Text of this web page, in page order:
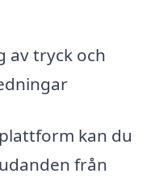
av tryck och
kan du
från